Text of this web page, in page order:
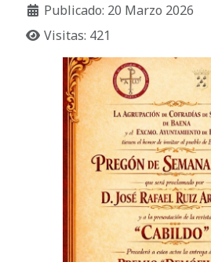
Publicado: 20 Marzo 2026
Visitas: 421